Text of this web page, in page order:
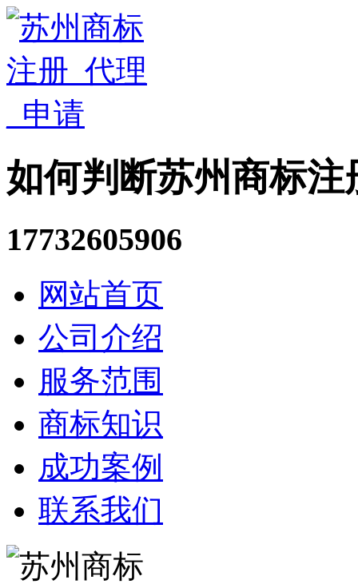
如何判断苏州商标注
17732605906
网站首页
公司介绍
服务范围
商标知识
成功案例
联系我们